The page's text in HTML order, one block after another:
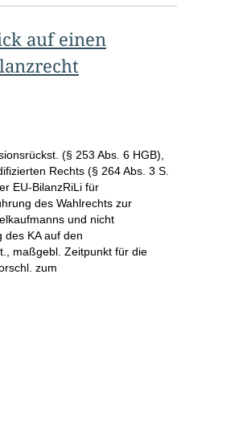
auf einen
(§ 253 Abs. 6 HGB),
Rechts (§ 264 Abs. 3 S.
EU-BilanzRiLi für
des Wahlrechts zur
und nicht
des KA auf den
maßgebl. Zeitpunkt für die
zum